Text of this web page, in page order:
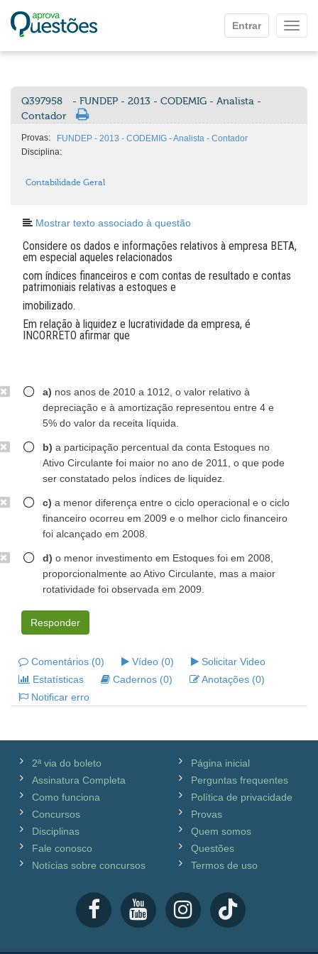
Entrar
Q397958
- FUNDEP - 2013 - CODEMIG - Analista -
Contador
Provas:
FUNDEP - 2013 - CODEMIG - Analista - Contador
Disciplina:
Contabilidade Geral
Mostrar texto associado à questão
Considere os dados e informações relativos à empresa BETA,
em especial aqueles relacionados
com índices financeiros e com contas de resultado e contas
patrimoniais relativas a estoques e
imobilizado.
Em relação à liquidez e lucratividade da empresa, é
INCORRETO afirmar que
a) nos anos de 2010 a 1012, o valor relativo à
depreciação e à amortização representou entre 4 e
5% do valor da receita líquida.
b) a participação percentual da conta Estoques no
Ativo Circulante foi maior no ano de 2011, o que pode
ser constatado pelos índices de liquidez.
c) a menor diferença entre o ciclo operacional e o ciclo
financeiro ocorreu em 2009 e o melhor ciclo financeiro
foi alcançado em 2008.
d) o menor investimento em Estoques foi em 2008,
proporcionalmente ao Ativo Circulante, mas a maior
rotatividade foi observada em 2009.
Responder
Comentários (0) Vídeo (0)
Solicitar Video
Estatísticas
Cadernos (0)
Anotações (0)
Notificar erro
2ª via do boleto
Assinatura Completa
Como funciona
Concursos
Disciplinas
Fale conosco
Notícias sobre concursos
Página inicial
Perguntas frequentes
Política de privacidade
Provas
Quem somos
Questões
Termos de uso